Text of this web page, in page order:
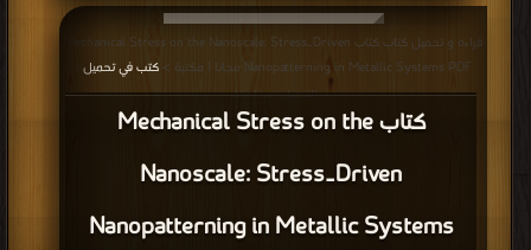
كتاب Mechanical Stress on the
Nanoscale: Stress‐Driven
Nanopatterning in Metallic Systems
قراءة و تحميل كتاب كتاب Mechanical Stress on the Nanoscale: Stress‐Driven
Nanopatterning in Metallic Systems PDF مجانا | مكتبة >
كتب في تحميل
التحميل : مرة/مرات